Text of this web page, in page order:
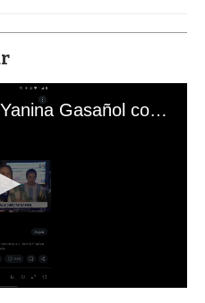
El mal momento de Yanina Gasañol con un hincha argentino en "Subrayado"